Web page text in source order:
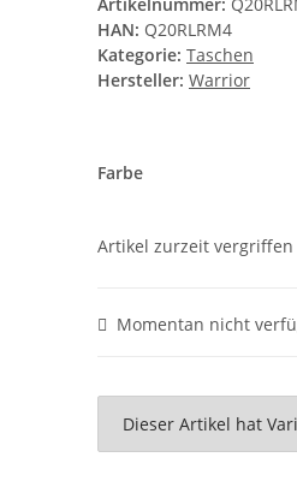
HAN: Q20RLRM4
Kategorie: Taschen
Hersteller: Warrior
Farbe
Artikel zurzeit vergriffen
Momentan nicht
x
Dieser Artikel hat